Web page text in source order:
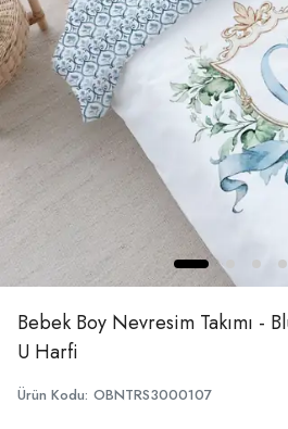
Bebek Boy Nevresim Takımı -
U Harfi
Ürün Kodu: OBNTRS3000107